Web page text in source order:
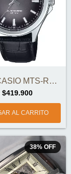
RELOJ CASIO MTS-RS100L-1AV ORIGINAL
$419.900
38% OFF